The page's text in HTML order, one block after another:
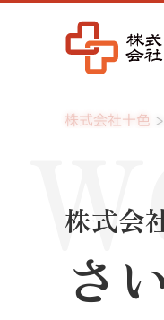
株式会社十色
株式会
さ